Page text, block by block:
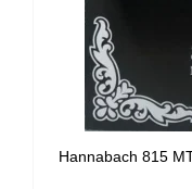
Hannabach 815